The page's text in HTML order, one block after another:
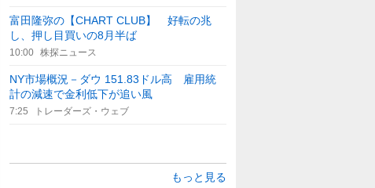
富田隆弥の【CHART CLUB】 好転の兆
し、押し目買いの8月半ば
10:00 株探ニュース
NY市場概況－ダウ 151.83ドル高 雇用統
計の減速で金利低下が追い風
7:25 トレーダーズ・ウェブ
もっと見る